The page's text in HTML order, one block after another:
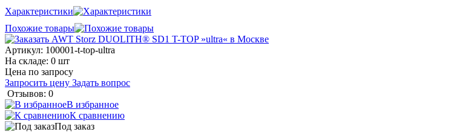
Характеристики
Похожие товары
Артикул: 100001-t-top-ultra
На складе: 0 шт
Цена по запросу
Запросить цену Задать вопрос
Отзывов: 0
В избранное
К сравнению
Под заказ